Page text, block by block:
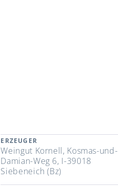
ERZEUGER
Weingut Kornell, Kosmas-und-
Damian-Weg 6, I-39018
Siebeneich (Bz)